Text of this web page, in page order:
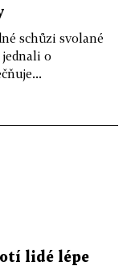
schůzi svolané
o
lidé lépe